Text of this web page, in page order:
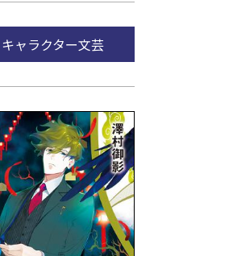
キャラクター文芸